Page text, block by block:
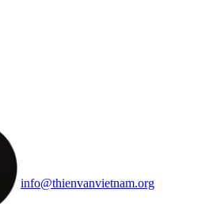
info@thienvanvietnam.org